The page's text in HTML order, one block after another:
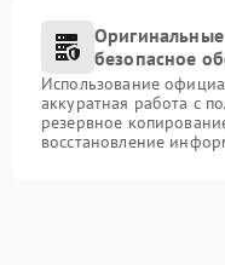
безопасное
Использование
аккуратная работа с
резервное
восстановление